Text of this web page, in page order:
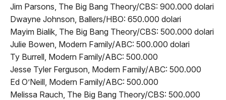
Jim Parsons, The Big Bang Theory/CBS: 900.000 dolari
Dwayne Johnson, Ballers/HBO: 650.000 dolari
Mayim Bialik, The Big Bang Theory/CBS: 500.000 dolari
Julie Bowen, Modern Family/ABC: 500.000 dolari
Ty Burrell, Modern Family/ABC: 500.000
Jesse Tyler Ferguson, Modern Family/ABC: 500.000
Ed O’Neill, Modern Family/ABC: 500.000
Melissa Rauch, The Big Bang Theory/CBS: 500.000